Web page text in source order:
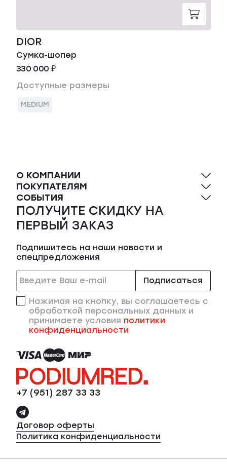
DIOR
Сумка-шопер
330 000 ₽
Доступные размеры
MEDIUM
+7 (951) 287 33 33
Договор оферты
Политика конфиденциальности
О КОМПАНИИ
ПОКУПАТЕЛЯМ
СОБЫТИЯ
ПОЛУЧИТЕ СКИДКУ НА
ПЕРВЫЙ ЗАКАЗ
Подпишитесь на наши новости и
спецпредложения
Подписаться
Нажимая на кнопку, вы соглашаетесь с
обработкой персональных данных и
принимаете условия политики
конфиденциальности